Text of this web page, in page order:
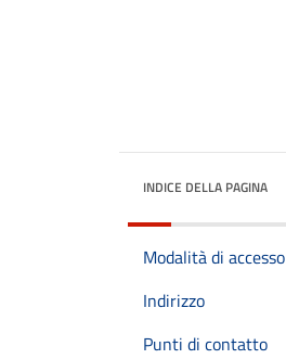
INDICE DELLA PAGINA
Modalità di accesso
Indirizzo
Punti di contatto